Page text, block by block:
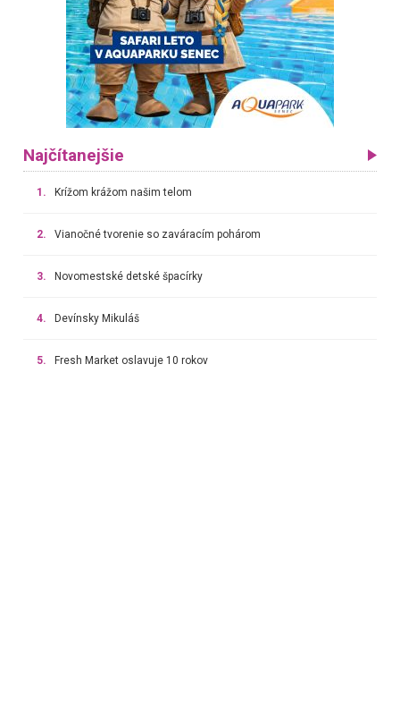
Najčítanejšie
1. Krížom krážom našim telom
2. Vianočné tvorenie so zaváracím pohárom
3. Novomestské detské špacírky
4. Devínsky Mikuláš
5. Fresh Market oslavuje 10 rokov